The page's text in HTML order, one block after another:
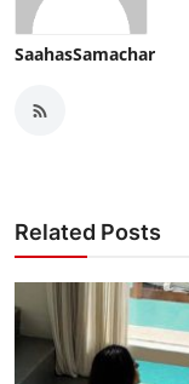
SaahasSamachar
Related Posts